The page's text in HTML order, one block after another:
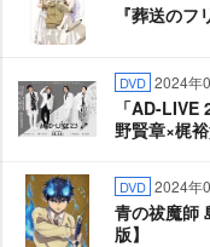
『葬送の
DVD 2024年
「AD-
野賢章×梶
DVD 2024年
青の祓魔師
版】